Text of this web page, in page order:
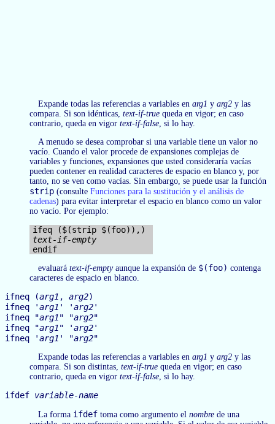
Expande todas las referencias a variables en arg1 y arg2 y las
compara. Si son idénticas, text-if-true queda en vigor; en caso
contrario, queda en vigor text-if-false, si lo hay.
A menudo se desea comprobar si una variable tiene un valor no
vacío. Cuando el valor procede de expansiones complejas de
variables y funciones, expansiones que usted consideraría vacías
pueden contener en realidad caracteres de espacio en blanco y, por
tanto, no se ven como vacías. Sin embargo, se puede usar la función
strip (consulte Funciones para la sustitución y el análisis de
cadenas) para evitar interpretar el espacio en blanco como un valor
no vacío. Por ejemplo:
text-if-empty
evaluará text-if-emptyaunque la expansión de $(foo) contenga
caracteres de espacio en blanco.
ifneq (arg1 , arg2)
ifneq 'arg1 ' 'arg2'
ifneq "arg1" "arg2"
ifneq "arg1" 'arg2'
ifneq 'arg1 ' "arg2"
Expande todas las referencias a variables en arg1 y arg2 y las
compara. Si son distintas, text-if-true queda en vigor; en caso
contrario, queda en vigor text-if-false, si lo hay.
ifdef variable-name
La forma ifdef toma como argumento el nombre de una